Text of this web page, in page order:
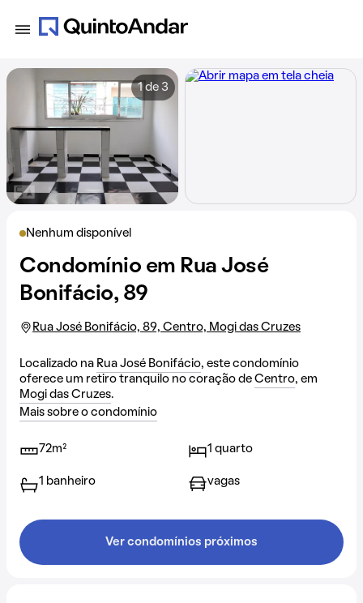
Nenhum disponível
Condomínio em Rua José
Bonifácio, 89
Rua José Bonifácio, 89, Centro, Mogi das Cruzes
Localizado na Rua José Bonifácio, este condomínio
oferece um retiro tranquilo no coração de Centro, em
Mogi das Cruzes.
Mais sobre o condomínio
72m² 1 quarto
1 banheiro vagas
Ver condomínios próximos
1 de 3